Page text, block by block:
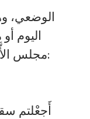
الوضعي،
اليوم
مجلس الأَّمة التشريعي، قال الله تعالى: